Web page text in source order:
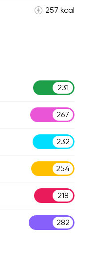
257 kcal
231
267
232
254
218
282